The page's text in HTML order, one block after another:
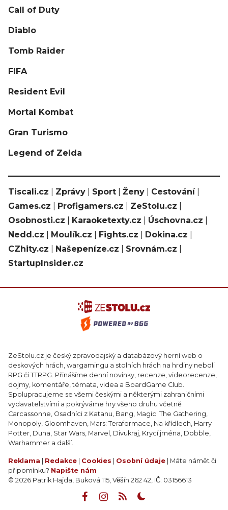
Call of Duty
Diablo
Tomb Raider
FIFA
Resident Evil
Mortal Kombat
Gran Turismo
Legend of Zelda
Tiscali.cz Zprávy Sport Ženy Cestování|
Games.cz
Profigamers.cz ZeStolu.cz
Osobnosti.cz
Karaoketexty.cz Úschovna.cz
Nedd.cz
Moulík.cz Fights.cz Dokina.cz
CZhity.cz
Našepeníze.cz Srovnám.cz
StartupInsider.cz
ZeStolu.cz je český zpravodajský a databázový herní web o
deskových hrách, wargamingu a stolních hrách na hrdiny neboli
RPG či TTRPG. Přinášíme denní novinky, recenze, videorecenze,
dojmy, komentáře, témata, videa a BoardGame Club.
Spolupracujeme se všemi českými a některými zahraničními
vydavatelstvími a pokrýváme hry všeho druhu včetně
Carcassonne, Osadníci z Katanu, Bang, Magic: The Gathering,
Monopoly, Gloomhaven, Mars: Teraformace, Na křídlech, Harry
Potter, Duna, Star Wars, Marvel, Divukraj, Krycí jména, Dobble,
Warhammer a další.
Reklama Redakce Cookies Osobní údaje | Máte námět či
připomínku? Napište nám
© 2026 Patrik Hajda, Buková 115, Věšín 262 42, IČ: 03156613